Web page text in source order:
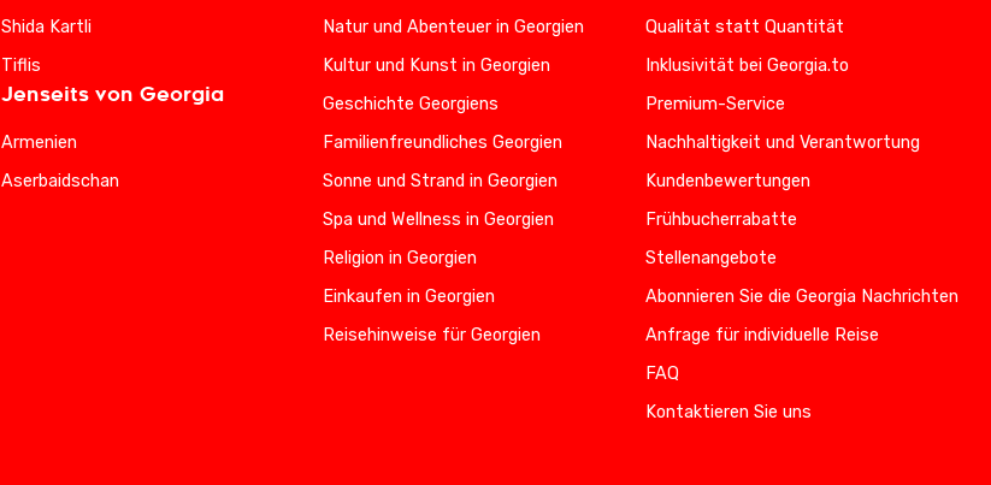
Shida Kartli
Tiflis
Jenseits von Georgia
Armenien
Aserbaidschan
Natur und Abenteuer in Georgien
Kultur und Kunst in Georgien
Geschichte Georgiens
Familienfreundliches Georgien
Sonne und Strand in Georgien
Spa und Wellness in Georgien
Religion in Georgien
Einkaufen in Georgien
Reisehinweise für Georgien
Qualität statt Quantität
Inklusivität bei Georgia.to
Premium-Service
Nachhaltigkeit und Verantwortung
Kundenbewertungen
Frühbucherrabatte
Stellenangebote
Abonnieren Sie die Georgia Nachrichten
Anfrage für individuelle Reise
FAQ
Kontaktieren Sie uns